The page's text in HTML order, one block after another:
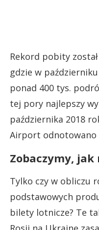
Rekord pobity
gdzie w
ponad 400 tys.
tej pory najlepszy
października 2018
Airport odnotowano
Zobaczymy,
Tylko czy w obliczu
podstawowych
bilety lotnicze? Te